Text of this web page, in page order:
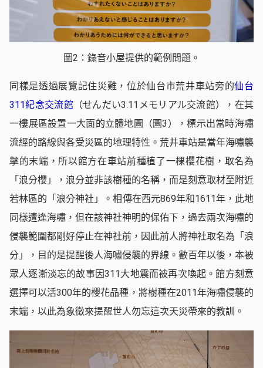
圖2：錄音小屋提供的範例問題。
同樣是透過展覽記住災難，位於仙台市荒井車站旁的仙台
311紀念交流館（せんだい3.11メモリアル交流館），在其
一樓展區設置一大面的立體地圖（圖3），標示出當時海嘯
流經的路線與各受災區的地理特性。荒井車站是當年海嘯襲
擊的末端，所以館方在車站前種植了一棵櫻花樹，取名為
「浪分櫻」，浪分並非該樹種的名稱，而是刻意取材至附近
若林區的「浪分神社」。相傳在西元869年和1611年，此地
同樣遭逢海嘯，但在該神社神明的保佑下，過去兩次海嘯的
侵襲範圍都剛好停止在神社前，因此前人將神社取名為「浪
分」，目的是提醒後人海嘯侵襲的界線。數百年以後，本被
眾人逐漸淡忘的故事因311大地震而被再次喚起。館方刻意
選擇可以活300年的櫻花品種，將樹種在2011年海嘯侵襲的
末端，以此為象徵來提醒世人勿忘這次天災帶來的教訓。